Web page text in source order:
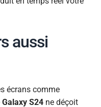
aussi
écrans comme
Galaxy S24 ne déçoit